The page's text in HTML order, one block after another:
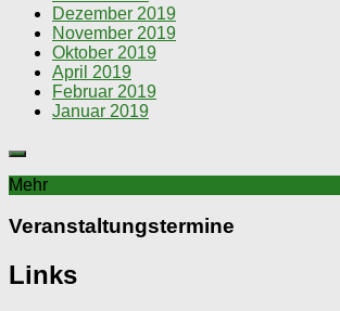
Dezember 2019
November 2019
Oktober 2019
April 2019
Februar 2019
Januar 2019
Mehr
Veranstaltungstermine
Links